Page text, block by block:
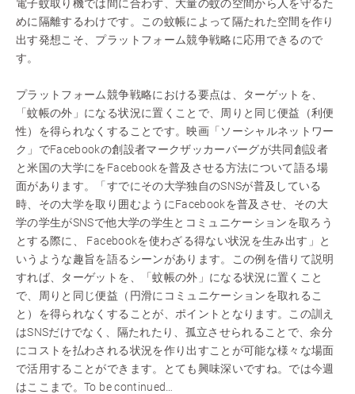
電子蚊取り機では間に合わず、大量の蚊の空間から人を守るた
めに隔離するわけです。この蚊帳によって隔たれた空間を作り
出す発想こそ、プラットフォーム競争戦略に応用できるので
す。
プラットフォーム競争戦略における要点は、ターゲットを、
「蚊帳の外」になる状況に置くことで、周りと同じ便益（利便
性）を得られなくすることです。映画「ソーシャルネットワー
ク」でFacebookの創設者マークザッカーバーグが共同創設者
と米国の大学にをFacebookを普及させる方法について語る場
面があります。「すでにその大学独自のSNSが普及している
時、その大学を取り囲むようにFacebookを普及させ、その大
学の学生がSNSで他大学の学生とコミュニケーションを取ろう
とする際に、 Facebookを使わざる得ない状況を生み出す」と
いうような趣旨を語るシーンがあります。この例を借りて説明
すれば、ターゲットを、「蚊帳の外」になる状況に置くこと
で、周りと同じ便益（円滑にコミュニケーションを取れるこ
と）を得られなくすることが、ポイントとなります。この訓え
はSNSだけでなく、隔たれたり、孤立させられることで、余分
にコストを払わされる状況を作り出すことが可能な様々な場面
で活用することができます。とても興味深いですね。では今週
はここまで。To be continued…